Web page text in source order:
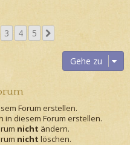
3 4 5
Gehe zu
Forum erstellen.
in diesem Forum erstellen.
nicht ändern.
nicht löschen.